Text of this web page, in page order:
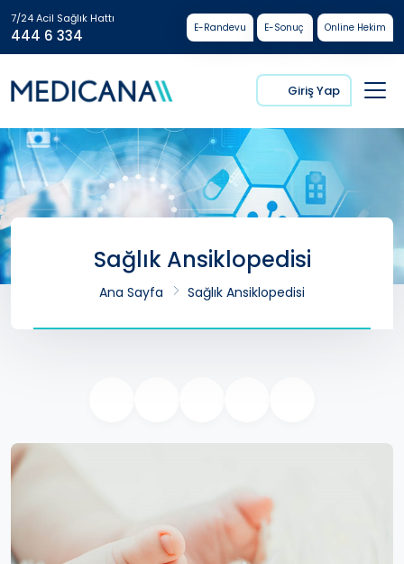
7/24 Acil Sağlık Hattı
444 6 334 E-Randevu E-Sonuç Online Hekim
Giriş Yap
Sağlık Ansiklopedisi
Ana Sayfa Sağlık Ansiklopedisi